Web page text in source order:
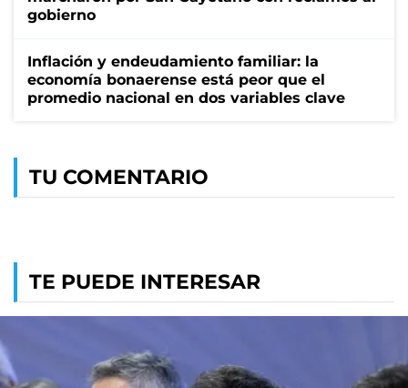
gobierno
Inflación y endeudamiento familiar: la
economía bonaerense está peor que el
promedio nacional en dos variables clave
TU COMENTARIO
TE PUEDE INTERESAR